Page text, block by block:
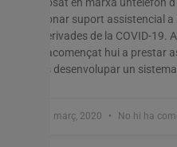
donar suport assistencial
derivades de la COVID-19.
hacomençat hui a prestar
és desenvolupar un
31 març, 2020 No hi ha